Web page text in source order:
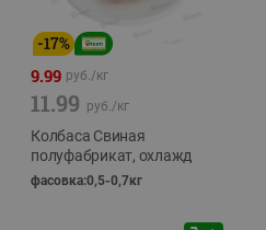
-17%
9.99 руб./кг
11.99 руб./кг
Колбаса Свиная
полуфабрикат, охлажд
фасовка:0,5-0,7кг